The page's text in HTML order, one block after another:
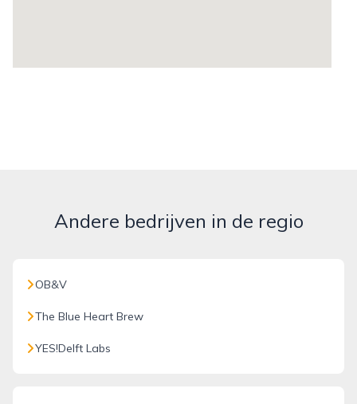
Andere bedrijven in de regio
OB&V
The Blue Heart Brew
YES!Delft Labs